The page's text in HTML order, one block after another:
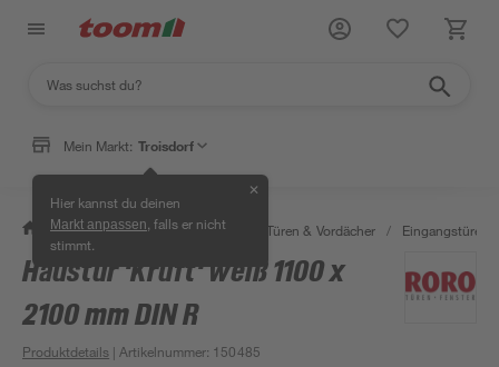
Mein Markt: Troisdorf
Hier kannst du deinen
Markt anpassen , falls er nicht
stimmt.
✕
/ Bauen & Renovieren / Fenster, Türen & Vordächer / Eingangstüren
Haustür 'Kruft' weiß 1100 x
2100 mm DIN R
Produktdetails | Artikelnummer: 150485